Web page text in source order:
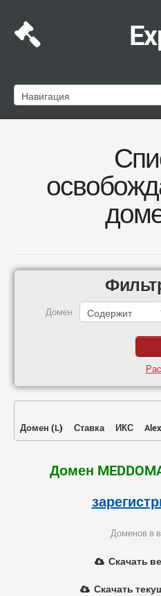
Домен
Домен (L) Ставка ИКС
Домен
Доменов в
Скачать
Скачать